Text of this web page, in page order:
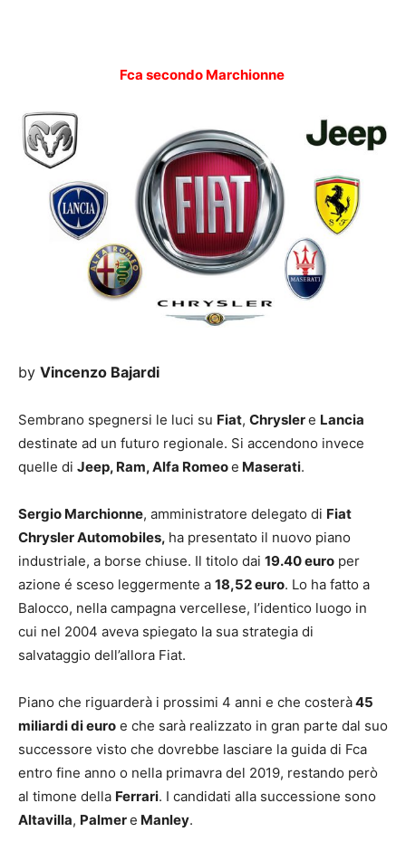
Fca secondo Marchionne
by Vincenzo Bajardi
Sembrano spegnersi le luci su Fiat, Chryslere Lancia
destinate ad un futuro regionale. Si accendono invece
quelle di Jeep, Ram, Alfa Romeoe Maserati.
Sergio Marchionne, amministratore delegato di Fiat
Chrysler Automobiles, ha presentato il nuovo piano
industriale, a borse chiuse. Il titolo dai 19.40 euro per
azione é sceso leggermente a 18,52 euro. Lo ha fatto a
Balocco, nella campagna vercellese, l’identico luogo in
cui nel 2004 aveva spiegato la sua strategia di
salvataggio dell’allora Fiat.
Piano che riguarderà i prossimi 4 anni e che costerà45
miliardi di euro e che sarà realizzato in gran parte dal suo
successore visto che dovrebbe lasciare la guida di Fca
entro fine anno o nella primavra del 2019, restando però
al timone della Ferrari. I candidati alla successione sono
Altavilla, Palmere Manley.